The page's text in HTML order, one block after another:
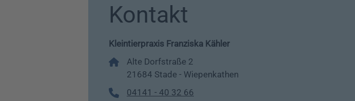
Kontakt
Kleintierpraxis Franziska Kähler
Alte Dorfstraße 2
21684 Stade - Wiepenkathen
04141 - 40 32 66